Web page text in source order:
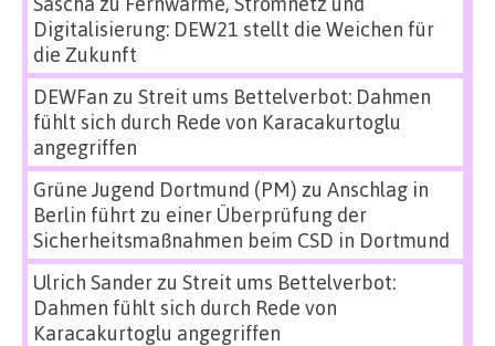
Digitalisierung: DEW21 stellt die Weichen für
die Zukunft
DEWFan zu Streit ums Bettelverbot: Dahmen
fühlt sich durch Rede von Karacakurtoglu
angegriffen
Grüne Jugend Dortmund (PM) zu Anschlag in
Berlin führt zu einer Überprüfung der
Sicherheitsmaßnahmen beim CSD in Dortmund
Ulrich Sanderzu Streit ums Bettelverbot:
Dahmen fühlt sich durch Rede von
Karacakurtoglu angegriffen